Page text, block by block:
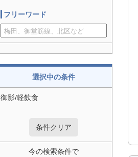
フリーワード
選択中の条件
御影/軽飲食
条件クリア
今の検索条件で